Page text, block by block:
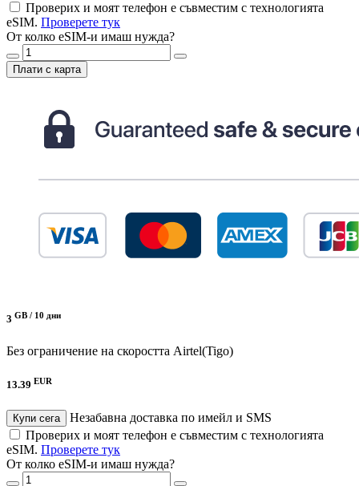
Проверих и моят телефон е съвместим с технологията
eSIM. Проверете тук
От колко eSIM-и имаш нужда?
Плати с карта
3 GB / 10 дни
Без ограничение на скоростта Airtel(Tigo)
13.39 EUR
Купи сега
Незабавна доставка по имейл и SMS
Проверих и моят телефон е съвместим с технологията
eSIM. Проверете тук
От колко eSIM-и имаш нужда?